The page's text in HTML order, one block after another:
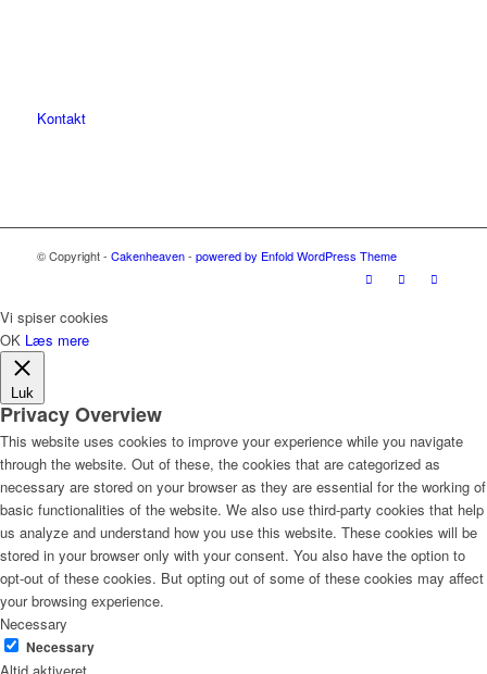
Kontakt
© Copyright - Cakenheaven- powered by Enfold WordPress Theme
Vi spiser cookies
OK Læs mere
Luk
Privacy Overview
This website uses cookies to improve your experience while you navigate
through the website. Out of these, the cookies that are categorized as
necessary are stored on your browser as they are essential for the working of
basic functionalities of the website. We also use third-party cookies that help
us analyze and understand how you use this website. These cookies will be
stored in your browser only with your consent. You also have the option to
opt-out of these cookies. But opting out of some of these cookies may affect
your browsing experience.
Necessary
Necessary
Altid aktiveret